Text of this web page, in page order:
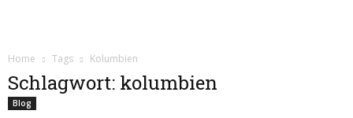
Home Tags Kolumbien
Schlagwort: kolumbien
Blog